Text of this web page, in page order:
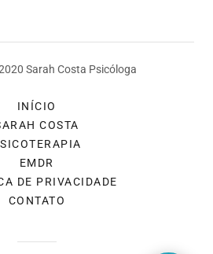
Sarah Costa Psicóloga
INÍCIO
COSTA
EMDR
DE PRIVACIDADE
CONTATO